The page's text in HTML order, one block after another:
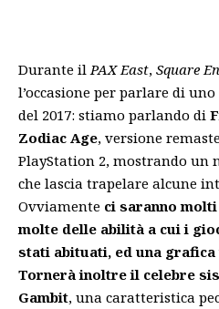
Durante il PAX East, Square
l’occasione per parlare di
del 2017: stiamo parlando di
Zodiac Age, versione
PlayStation 2, mostrando un
che lascia trapelare alcune
Ovviamente ci saranno
molte delle abilità a cui i
stati abituati, ed una
Tornerà inoltre il celebre
Gambit, una caratteristica